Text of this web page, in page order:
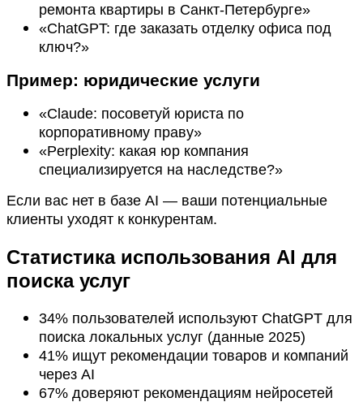
ремонта квартиры в Санкт-Петербурге»
«ChatGPT: где заказать отделку офиса под
ключ?»
Пример: юридические услуги
«Claude: посоветуй юриста по
корпоративному праву»
«Perplexity: какая юр компания
специализируется на наследстве?»
Если вас нет в базе AI — ваши потенциальные
клиенты уходят к конкурентам.
Статистика использования AI для
поиска услуг
34% пользователей используют ChatGPT для
поиска локальных услуг (данные 2025)
41% ищут рекомендации товаров и компаний
через AI
67% доверяют рекомендациям нейросетей